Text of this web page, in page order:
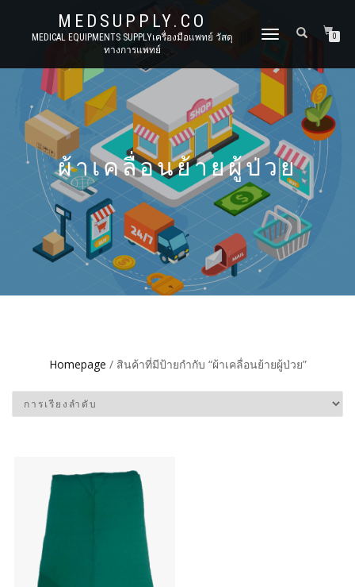
MEDSUPPLY.CO
MEDICAL EQUIPMENTS SUPPLYเครื่องมือแพทย์ วัสดุ
ทางการแพทย์
TOGGLE
0
ผ้าเคลื่อนย้ายผู้ป่วย
Homepage / สินค้าที่มีป้ายกำกับ “ผ้าเคลื่อนย้ายผู้ป่วย”